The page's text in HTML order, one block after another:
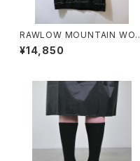
RAWLOW MOUNTAIN WOR
KS / DAD LITE CREW
¥14,850